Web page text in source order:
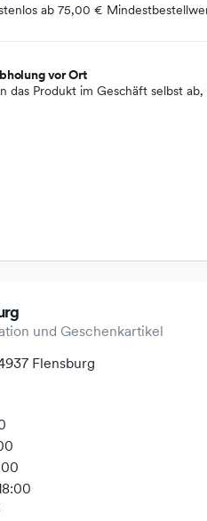
ab 75,00 €
vor Ort
das Produkt im Geschäft selbst
und Geschenkartikel
Flensburg